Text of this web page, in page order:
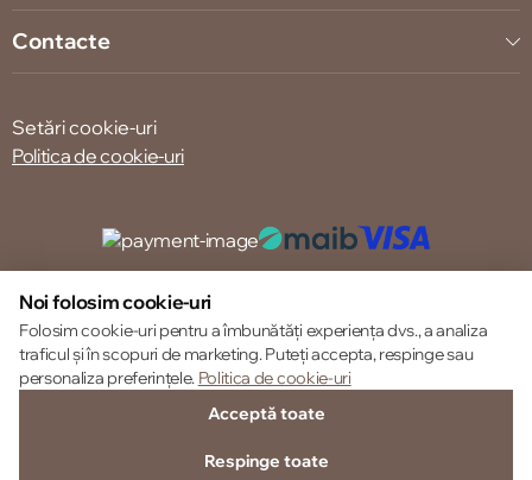
Contacte
Setări cookie-uri
Politica de cookie-uri
© 2013 – 2026 ECOM
Noi folosim cookie-uri
Folosim cookie-uri pentru a îmbunătăți experiența dvs., a analiza
traficul și în scopuri de marketing. Puteți accepta, respinge sau
personaliza preferințele. Politica de cookie-uri
Acceptă toate
Respinge toate